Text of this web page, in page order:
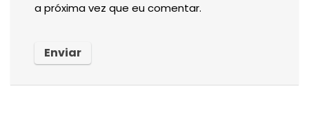
a próxima vez que eu comentar.